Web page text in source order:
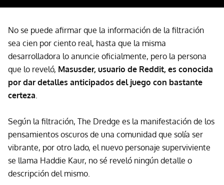
No se puede afirmar que la información de la filtración
sea cien por ciento real, hasta que la misma
desarrolladora lo anuncie oficialmente, pero la persona
que lo reveló, Masusder, usuario de Reddit, es conocida
por dar detalles anticipados del juego con bastante
certeza
Según la filtración, The Dredge es la manifestación de los
pensamientos oscuros de una comunidad que solía ser
vibrante, por otro lado, el nuevo personaje superviviente
se llama Haddie Kaur, no sé reveló ningún detalle o
descripción del mismo.